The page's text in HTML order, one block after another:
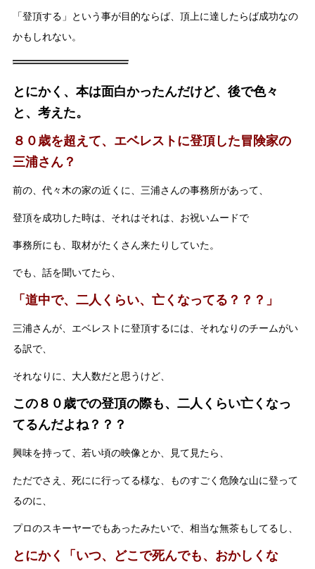
「登頂する」という事が目的ならば、頂上に達したらば成功なの
かもしれない。
とにかく、本は面白かったんだけど、後で色々
と、考えた。
８０歳を超えて、エベレストに登頂した冒険家の
三浦さん？
前の、代々木の家の近くに、三浦さんの事務所があって、
登頂を成功した時は、それはそれは、お祝いムードで
事務所にも、取材がたくさん来たりしていた。
でも、話を聞いてたら、
「道中で、二人くらい、亡くなってる？？？」
三浦さんが、エベレストに登頂するには、それなりのチームがい
る訳で、
それなりに、大人数だと思うけど、
この８０歳での登頂の際も、二人くらい亡くなっ
てるんだよね？？？
興味を持って、若い頃の映像とか、見て見たら、
ただでさえ、死にに行ってる様な、ものすごく危険な山に登って
るのに、
プロのスキーヤーでもあったみたいで、相当な無茶もしてるし、
とにかく「いつ、どこで死んでも、おかしくな